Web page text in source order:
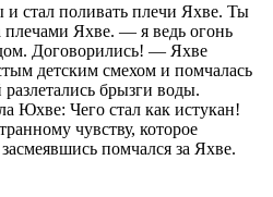
стал поливать плечи Яхве. Ты
Яхве. — я ведь огонь
Договорились! — Яхве
детским смехом и помчалась
брызги воды.
Юхве: Чего стал как истукан!
чувству, которое
помчался за Яхве.